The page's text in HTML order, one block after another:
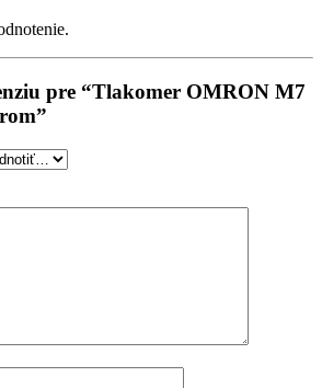
pre “Tlakomer OMRON M7